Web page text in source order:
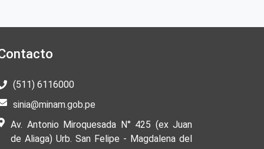
(511) 6116000
sinia@minam.gob.pe
Av. Antonio Miroquesada N° 425 (ex Juan
de Aliaga) Urb. San Felipe - Magdalena del